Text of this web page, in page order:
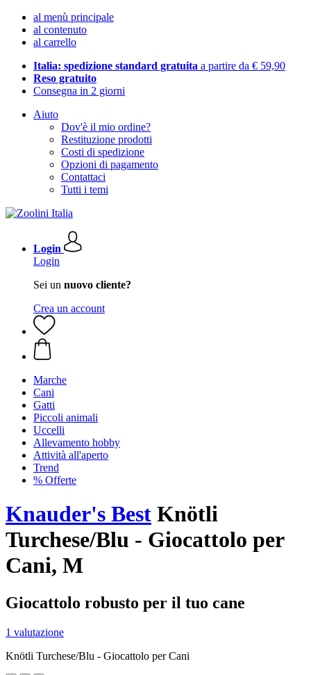
al menù principale
al contenuto
al carrello
Italia: spedizione standard gratuita a partire da € 59,90
Reso gratuito
Consegna in 2 giorni
Aiuto
Dov'è il mio ordine?
Restituzione prodotti
Costi di spedizione
Opzioni di pagamento
Contattaci
Tutti i temi
Login
Login
Sei un nuovo cliente?
Crea un account
Marche
Cani
Gatti
Piccoli animali
Uccelli
Allevamento hobby
Attività all'aperto
Trend
% Offerte
Knauder's Best Knötli
Turchese/Blu - Giocattolo per
Cani, M
Giocattolo robusto per il tuo cane
1 valutazione
Knötli Turchese/Blu - Giocattolo per Cani